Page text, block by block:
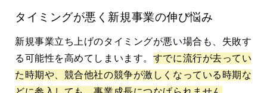
タイミングが悪く新規事業の伸び悩み
新規事業立ち上げのタイミングが悪い場合も、失敗す
る可能性を高めてしまいます。 すでに流行が去ってい
た時期や、競合他社の競争が激しくなっている時期な